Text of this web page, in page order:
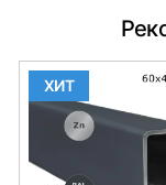
ХИТ